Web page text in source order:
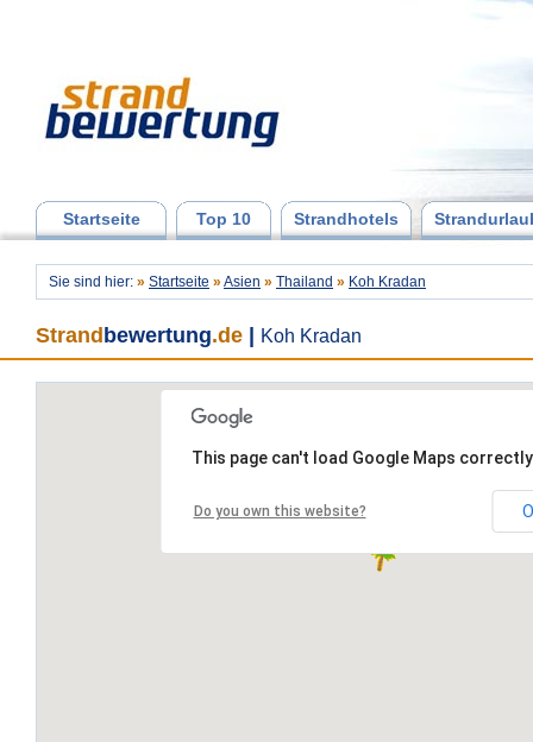
Startseite Top 10 Strandhotels
Sie sind hier: » Startseite » Asien » Thailand » Koh Kradan
Strand bewertung.de Koh Kradan
This page can't load Google Maps
Do you own this website?